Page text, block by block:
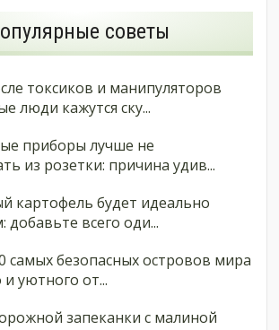
советы
токсиков и манипуляторов
люди кажутся ску...
приборы лучше не
из розетки: причина удив...
картофель будет идеально
добавьте всего оди...
самых безопасных островов мира
и уютного от...
запеканки с малиной